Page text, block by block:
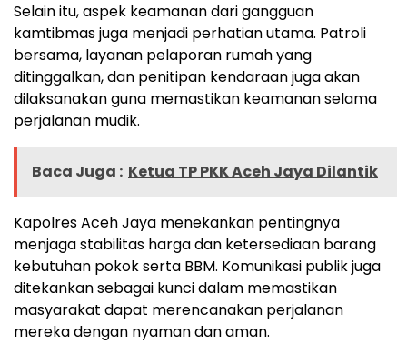
Selain itu, aspek keamanan dari gangguan
kamtibmas juga menjadi perhatian utama. Patroli
bersama, layanan pelaporan rumah yang
ditinggalkan, dan penitipan kendaraan juga akan
dilaksanakan guna memastikan keamanan selama
perjalanan mudik.
Baca Juga : Ketua TP PKK Aceh Jaya Dilantik
Kapolres Aceh Jaya menekankan pentingnya
menjaga stabilitas harga dan ketersediaan barang
kebutuhan pokok serta BBM. Komunikasi publik juga
ditekankan sebagai kunci dalam memastikan
masyarakat dapat merencanakan perjalanan
mereka dengan nyaman dan aman.